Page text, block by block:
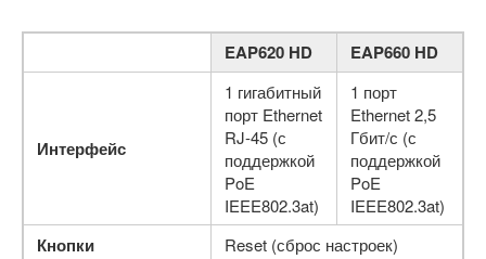
EAP620 HD EAP660 HD
Интерфейс
1 гигабитный
порт Ethernet
RJ-45 (с
поддержкой
PoE
IEEE802.3at)
1 порт
Ethernet 2,5
Гбит/с (с
поддержкой
PoE
IEEE802.3at)
Кнопки Reset (сброс настроек)